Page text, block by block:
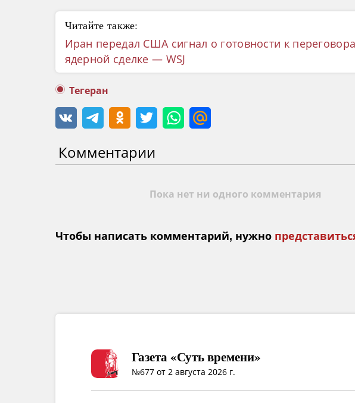
Читайте также:
Иран передал США сигнал о готовности к
ядерной сделке — WSJ
Тегеран
Комментарии
Пока нет ни одного комментария
Чтобы написать комментарий, нужно
Газета «Суть времени»
№677 от 2 августа 2026 г.